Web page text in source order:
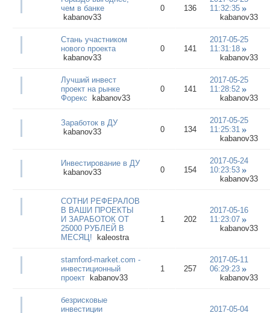
чем в банке
kabanov33
0 136
11:32:35
kabanov33
Стань участником
нового проекта
kabanov33
0 141
2017-05-25
11:31:18
kabanov33
Лучший инвест
проект на рынке
Форекс kabanov33
0 141
2017-05-25
11:28:52
kabanov33
Заработок в ДУ
kabanov33
0 134
2017-05-25
11:25:31
kabanov33
Инвестирование в ДУ
kabanov33
0 154
2017-05-24
10:23:53
kabanov33
СОТНИ РЕФЕРАЛОВ
В ВАШИ ПРОЕКТЫ
И ЗАРАБОТОК ОТ
25000 РУБЛЕЙ В
МЕСЯЦ! kaleostra
1 202
2017-05-16
11:23:07
kabanov33
stamford-market.com -
инвестиционный
проект kabanov33
1 257
2017-05-11
06:29:23
kabanov33
безрисковые
инвестиции
2017-05-04